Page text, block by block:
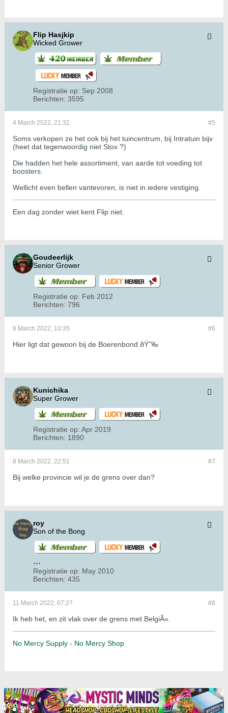
Flip Hasjkip
Wicked Grower
Registratie op: Sep 2008
Berichten: 3595
#5
4 March 2022, 21:32
Soms verkopen ze het ook bij het tuincentrum, bij Intratuin bijv
(heet dat tegenwoordig niet Stox ?)
Die hadden het hele assortiment, van aarde tot voeding tot
boosters.
Wellicht even bellen vantevoren, is niet in iedere vestiging.
Een dag zonder wiet kent Flip niet.
Goudeerlijk
Senior Grower
Registratie op: Feb 2012
Berichten: 796
#6
8 March 2022, 10:35
Hier ligt dat gewoon bij de Boerenbond ðŸ˜‰
Kunichika
Super Grower
Registratie op: Apr 2019
Berichten: 1890
#7
8 March 2022, 22:51
Bij welke provincie wil je de grens over dan?
roy
Son of the Bong
Registratie op: May 2010
Berichten: 435
#8
11 March 2022, 07:27
Ik heb het, en zit vlak over de grens met BelgiÃ«.
No Mercy Supply - No Mercy Shop